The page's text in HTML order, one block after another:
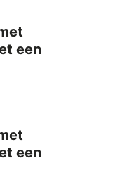
een
een